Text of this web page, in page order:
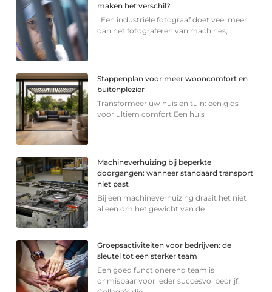
maken het verschil?
Een industriële fotograaf doet veel meer
dan het fotograferen van machines,
Stappenplan voor meer wooncomfort en
buitenplezier
Transformeer uw huis en tuin: een gids
voor ultiem comfort Een huis
Machineverhuizing bij beperkte
doorgangen: wanneer standaard transport
niet past
Bij een machineverhuizing draait het niet
alleen om het gewicht van de
Groepsactiviteiten voor bedrijven: de
sleutel tot een sterker team
Een goed functionerend team is
onmisbaar voor ieder succesvol bedrijf.